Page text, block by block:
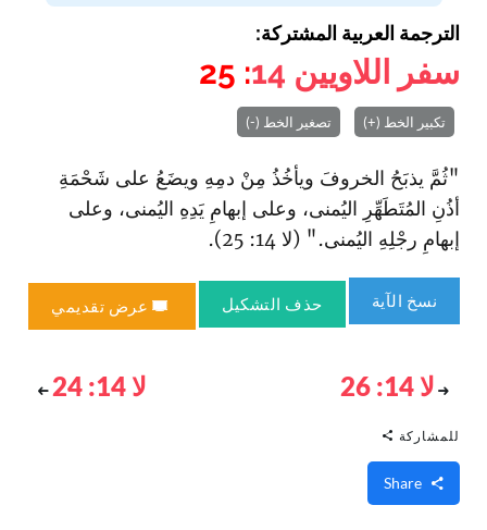
الترجمة العربية المشتركة:
سفر اللاويين 14
: 25
تكبير الخط (+) تصغير الخط (-)
"ثُمَّ يذبَحُ الخروفَ ويأخُذُ مِنْ دمِهِ ويضَعُ على شَحْمَةِ
أذُنِ المُتَطَهِّرِ اليُمنى، وعلى إبهامِ يَدِهِ اليُمنى، وعلى
إبهامِ رجْلِهِ اليُمنى." (لا 14: 25).
نسخ الآية حذف التشكيل عرض تقديمي
لا 14: 26 لا 14: 24
للمشاركة